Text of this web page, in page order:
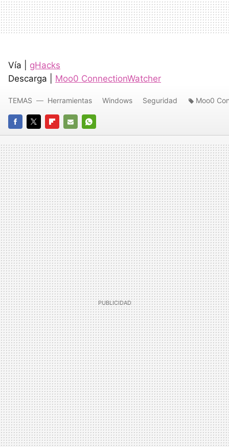
Vía | gHacks
Descarga | Moo0 ConnectionWatcher
FACEBOOK
TWITTERFLIPBOARD
E-
MAIL
WHATSAPP
TEMAS Herramientas Windows Seguridad Moo0